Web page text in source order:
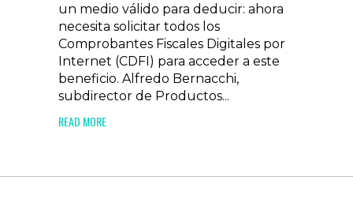
un medio válido para deducir: ahora
necesita solicitar todos los
Comprobantes Fiscales Digitales por
Internet (CDFI) para acceder a este
beneficio. Alfredo Bernacchi,
subdirector de Productos...
READ MORE